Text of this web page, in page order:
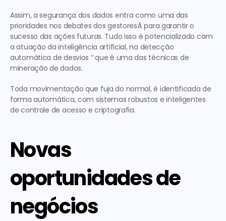
Assim, a segurança dos dados entra como uma das
prioridades nos debates dos gestoresÂ para garantir o
sucesso das ações futuras. Tudo isso é potencializado com
a atuação da inteligência artificial, na detecção
automática de desvios “ que é uma das técnicas de
mineração de dados.
Toda movimentação que fuja do normal, é identificada de
forma automática, com sistemas robustos e inteligentes
de controle de acesso e criptografia.
Novas
oportunidades de
negócios